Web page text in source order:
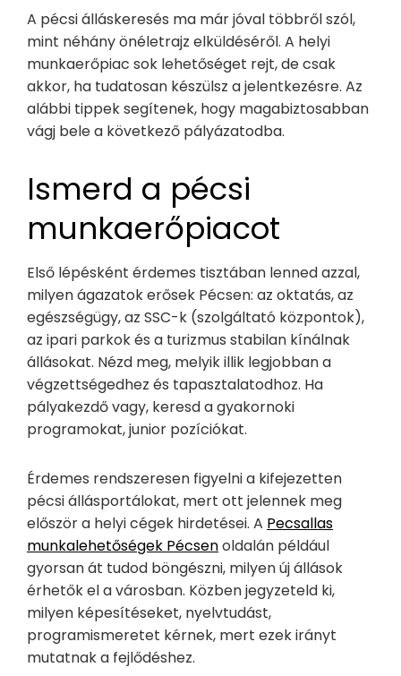
A pécsi álláskeresés ma már jóval többről szól,
mint néhány önéletrajz elküldéséről. A helyi
munkaerőpiac sok lehetőséget rejt, de csak
akkor, ha tudatosan készülsz a jelentkezésre. Az
alábbi tippek segítenek, hogy magabiztosabban
vágj bele a következő pályázatodba.
Ismerd a pécsi
munkaerőpiacot
Első lépésként érdemes tisztában lenned azzal,
milyen ágazatok erősek Pécsen: az oktatás, az
egészségügy, az SSC-k (szolgáltató központok),
az ipari parkok és a turizmus stabilan kínálnak
állásokat. Nézd meg, melyik illik legjobban a
végzettségedhez és tapasztalatodhoz. Ha
pályakezdő vagy, keresd a gyakornoki
programokat, junior pozíciókat.
Érdemes rendszeresen figyelni a kifejezetten
pécsi állásportálokat, mert ott jelennek meg
először a helyi cégek hirdetései. A Pecsallas
munkalehetőségek Pécsenoldalán például
gyorsan át tudod böngészni, milyen új állások
érhetők el a városban. Közben jegyzeteld ki,
milyen képesítéseket, nyelvtudást,
programismeretet kérnek, mert ezek irányt
mutatnak a fejlődéshez.